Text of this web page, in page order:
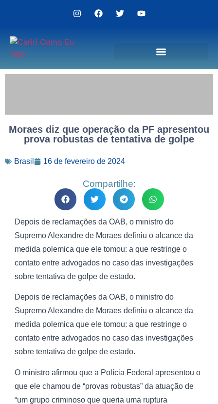
Moraes diz que operação da PF apresentou
prova robustas de tentativa de golpe
Brasil 16 de fevereiro de 2024
Compartilhe:
Depois de reclamações da OAB, o ministro do
Supremo Alexandre de Moraes definiu o alcance da
medida polemica que ele tomou: a que restringe o
contato entre advogados no caso das investigações
sobre tentativa de golpe de estado.
Depois de reclamações da OAB, o ministro do
Supremo Alexandre de Moraes definiu o alcance da
medida polemica que ele tomou: a que restringe o
contato entre advogados no caso das investigações
sobre tentativa de golpe de estado.
O ministro afirmou que a Polícia Federal apresentou o
que ele chamou de “provas robustas” da atuação de
“um grupo criminoso que queria uma ruptura